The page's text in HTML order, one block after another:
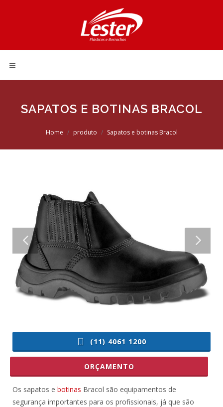
SAPATOS E BOTINAS BRACOL
Home produto Sapatos e botinas Bracol
(11) 4061 1200
ORÇAMENTO
Os sapatos e botinas Bracol são equipamentos de
segurança importantes para os profissionais, já que são